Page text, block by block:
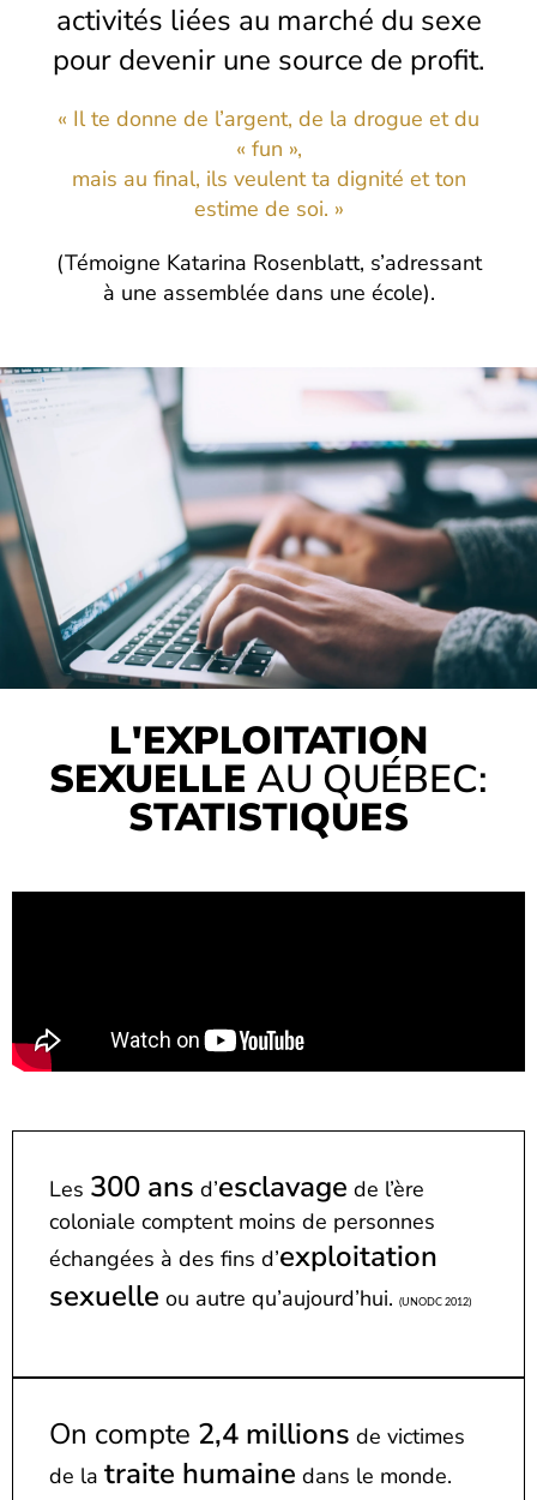
activités liées au marché du sexe
pour devenir une source de profit.
« Il te donne de l’argent, de la drogue et du
« fun »,
mais au final, ils veulent ta dignité et ton
estime de soi. »
(Témoigne Katarina Rosenblatt, s’adressant
à une assemblée dans une école).
L'EXPLOITATION
SEXUELLE AU QUÉBEC:
STATISTIQUES
Les 300 ans d’esclavage de l’ère
coloniale comptent moins de personnes
échangées à des fins d’exploitation
sexuelle ou autre qu’aujourd’hui. (UNODC 2012)
On compte 2,4 millions de victimes
de la traite humaine dans le monde.